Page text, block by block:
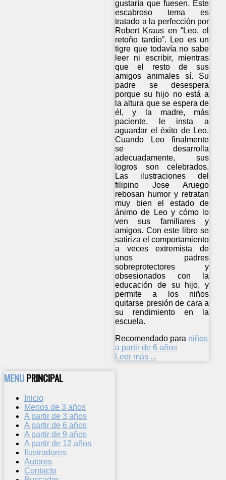
gustaría que fuesen. Este
escabroso tema es
tratado a la perfección por
Robert Kraus en “Leo, el
retoño tardío”. Leo es un
tigre que todavía no sabe
leer ni escribir, mientras
que el resto de sus
amigos animales sí. Su
padre se desespera
porque su hijo no está a
la altura que se espera de
él, y la madre, más
paciente, le insta a
aguardar el éxito de Leo.
Cuando Leo finalmente
se desarrolla
adecuadamente, sus
logros son celebrados.
Las ilustraciones del
filipino Jose Aruego
rebosan humor y retratan
muy bien el estado de
ánimo de Leo y cómo lo
ven sus familiares y
amigos. Con este libro se
satiriza el comportamiento
a veces extremista de
unos padres
sobreprotectores y
obsesionados con la
educación de su hijo, y
permite a los niños
quitarse presión de cara a
su rendimiento en la
escuela.
Recomendado para niños
a partir de 6 años
Leer más ...
MENUPRINCIPAL
Inicio
Menos de 3 años
A partir de 3 años
A partir de 6 años
A partir de 9 años
A partir de 12 años
Ilustradores
Autores
Contacto